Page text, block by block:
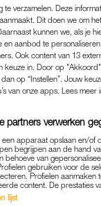
Roken Dag
worden
de feiten
video is
te verzamelen. Deze
Dit doen we om
kunnen we, als je
en aanbod te
Ook content van 13
keuze in. Door op
op “Instellen”. Jouw
van onze apps. Lees
partners verwerken
een apparaat opslaan en/of
begrijpen aan de hand
behoeve van
gebruiken voor de
Profielen aanmaken
content. De prestaties
lijst